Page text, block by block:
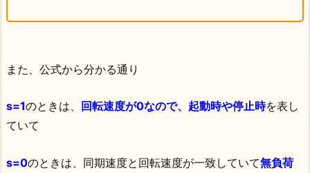
また、公式から分かる通り
s=1のときは、 回転速度が0なので、起動時や停止時を表し
ていて
s=0のときは、同期速度と回転速度が一致していて無負荷